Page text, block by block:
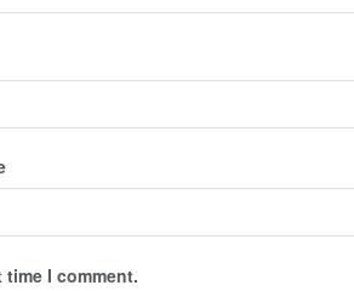
I comment.